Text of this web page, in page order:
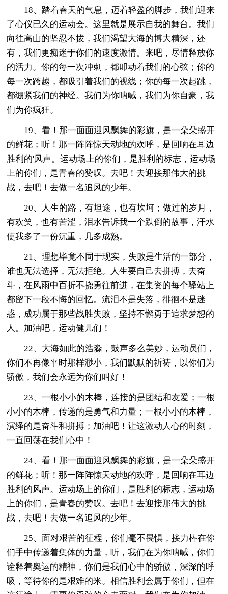
18、踏着春天的气息，迈着轻盈的脚步，我们迎来
了心仪已久的运动会。这里就是展示自我的舞台。我们
向往高山的坚忍不拔，我们渴望大海的博大精深，还
有，我们更痴迷于你们的速度激情。来吧，尽情释放你
的活力。你的每一次冲刺，都叩动着我们的心弦；你的
每一次跨越，都吸引着我们的视线；你的每一次起跳，
都绷紧我们的神经。我们为你呐喊，我们为你自豪，我
们为你疯狂。
19、看！那一面面迎风飘舞的彩旗，是一朵朵盛开
的鲜花；听！那一阵阵惊天动地的欢呼，是回响在耳边
胜利的'风声。运动场上的你们，是胜利的标志，运动场
上的你们，是青春的赞叹。去吧！去迎接那伟大的挑
战，去吧！去做一名追风的少年。
20、人生的路，有坦途，也有坎坷；做过的岁月，
有欢笑，也有苦涩，泪水告诉我一个跌倒的故事，汗水
使我多了一份沉重，几多成熟。
21、理想毕竟不同于现实，失败是生活的一部分，
谁也无法选择，无法拒绝。人生要自己去拼搏，去奋
斗，在风雨中百折不挠勇往前进，在集资的每个驿站上
都留下一段不悔的回忆。流泪不是失落，徘徊不是迷
惑，成功属于那些战胜失败，坚持不懈勇于追求梦想的
人。加油吧，运动健儿们！
22、大海如此的浩淼，鼓声多么美妙，运动员们，
你们不再像平时那样渺小，我们默默的祈祷，以你们为
骄傲，我们会永远为你们叫好！
23、一根小小的木棒，连接的是团结和友爱；一根
小小的木棒，传递的是勇气和力量；一根小小的木棒，
演绎的是奋斗和拼搏；加油吧！让这激动人心的时刻，
一直回荡在我们心中！
24、看！那一面面迎风飘舞的彩旗，是一朵朵盛开
的鲜花；听！那一阵阵惊天动地的欢呼，是回响在耳边
胜利的风声。运动场上的你们，是胜利的标志，运动场
上的你们，是青春的赞叹。去吧！去迎接那伟大的挑
战，去吧！去做一名追风的少年。
25、面对艰苦的征程，你们毫不畏惧，接力棒在你
们手中传递着集体的力量，听，我们在为你呐喊，你们
诠释着奥运的精神，你们是我们心中的骄傲，深深的呼
吸，等待你的是艰难的米。相信胜利会属于你们，但在